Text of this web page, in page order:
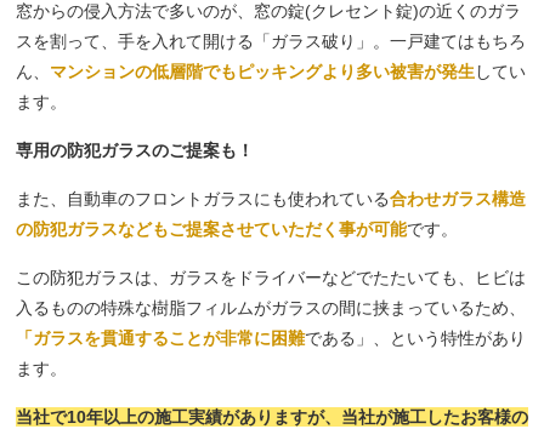
窓からの侵入方法で多いのが、窓の錠(クレセント錠)の近くのガラ
スを割って、手を入れて開ける「ガラス破り」。一戸建てはもちろ
ん、 マンションの低層階でもピッキングより多い被害が発生してい
ます。
専用の防犯ガラスのご提案も！
また、自動車のフロントガラスにも使われている合わせガラス構造
の防犯ガラスなどもご提案させていただく事が可能です。
この防犯ガラスは、ガラスをドライバーなどでたたいても、ヒビは
入るものの特殊な樹脂フィルムがガラスの間に挟まっているため、
「ガラスを貫通することが非常に困難である」、という特性があり
ます。
当社で10年以上の施工実績がありますが、当社が施工したお客様の